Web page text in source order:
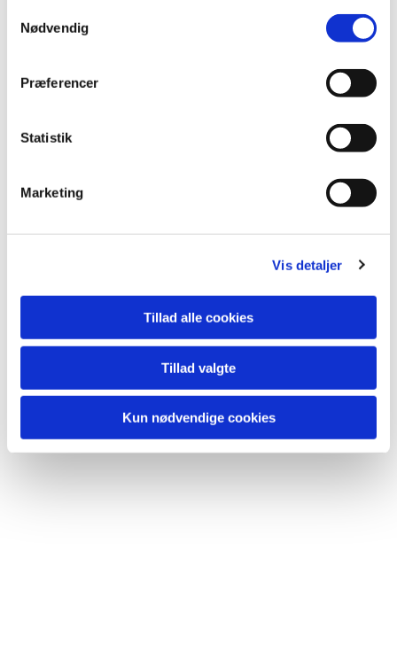
Nødvendig
Præferencer
Statistik
Marketing
Vis detaljer
Tillad alle cookies
Tillad valgte
Kun nødvendige cookies
Du vil måske også kunne
lide...